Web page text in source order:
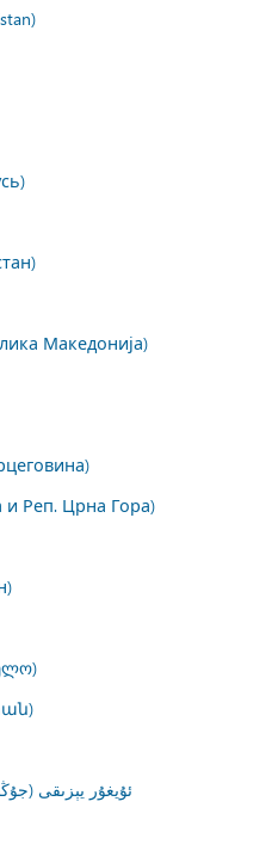
Македонија)
и Реп. Црна Гора)
ئۇيغۇر يېزىقى